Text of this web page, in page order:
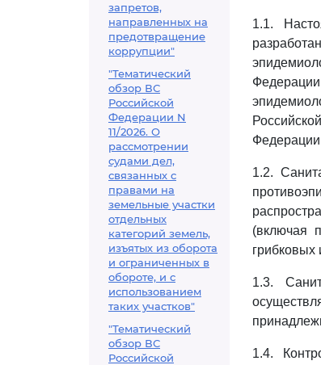
запретов,
направленных на
предотвращение
коррупции"
"Тематический
обзор ВС
Российской
Федерации N
11/2026. О
рассмотрении
судами дел,
связанных с
правами на
земельные участки
отдельных
категорий земель,
изъятых из оборота
и ограниченных в
обороте, и с
использованием
таких участков"
"Тематический
обзор ВС
Российской
1.1.
1.2.
(включая
грибковых
1.3.
1.4.